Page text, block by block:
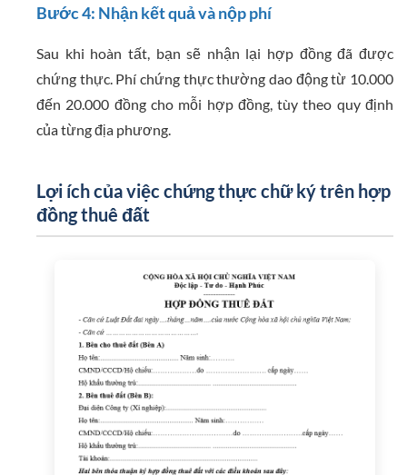
Bước 4: Nhận kết quả và nộp phí
Sau khi hoàn tất, bạn sẽ nhận lại hợp đồng đã được
chứng thực. Phí chứng thực thường dao động từ 10.000
đến 20.000 đồng cho mỗi hợp đồng, tùy theo quy định
của từng địa phương.
Lợi ích của việc chứng thực chữ ký trên hợp
đồng thuê đất